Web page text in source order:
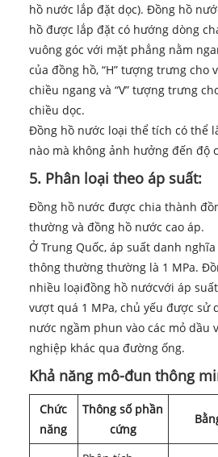
hồ nước lắp đặt dọc). Đồng hồ
hồ được lắp đặt có hướng dòng
vuông góc với mặt phẳng nằm
của đồng hồ, “H” tượng trưng cho
chiều ngang và “V” tượng trưng
chiều dọc.
Đồng hồ nước loại thể tích có thể
nào mà không ảnh hưởng đến độ
5. Phân loại theo áp suất:
Đồng hồ nước được chia thành
thường và đồng hồ nước cao áp.
Ở Trung Quốc, áp suất danh
thông thường thường là 1 MPa.
nhiều loạiđồng hồ nướcvới áp
vượt quá 1 MPa, chủ yếu được sử
nước ngầm phun vào các mỏ dầu
nghiệp khác qua đường ống.
Khả năng mô-đun thông
Chức
năng
Thông số phần
cứng